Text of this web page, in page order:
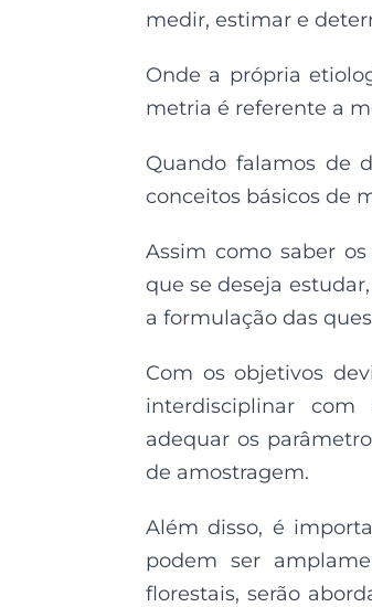
medir, estimar e
Onde a própria
metria é referente a
Quando falamos de
conceitos básicos de
Assim como saber
que se deseja
a formulação das
Com os objetivos
interdisciplinar com
adequar os
de amostragem.
Além disso, é
podem ser
florestais, serão